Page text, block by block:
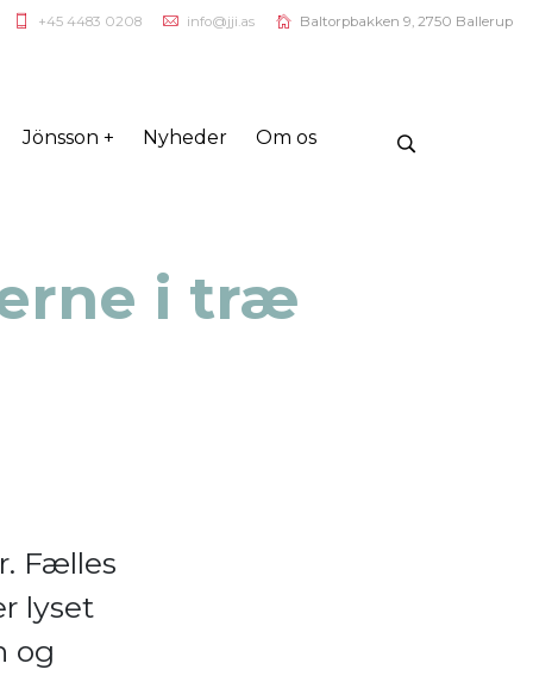
+45 4483 0208 info@jji.as Baltorpbakken 9, 2750 Ballerup
Jönsson + Nyheder Om os
i træ
Fælles
lyset
og